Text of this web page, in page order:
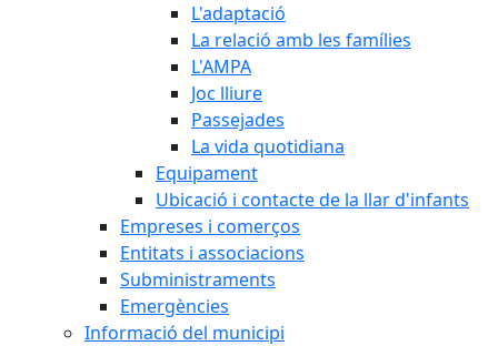
L'adaptació
La relació amb les famílies
L'AMPA
Joc lliure
Passejades
La vida quotidiana
Equipament
Ubicació i contacte de la llar d'infants
Empreses i comerços
Entitats i associacions
Subministraments
Emergències
Informació del municipi